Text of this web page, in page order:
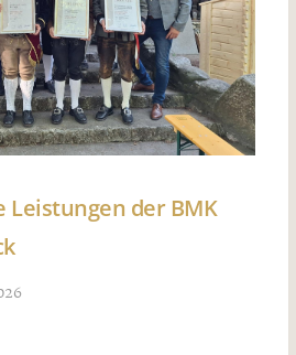
Leistungen der BMK